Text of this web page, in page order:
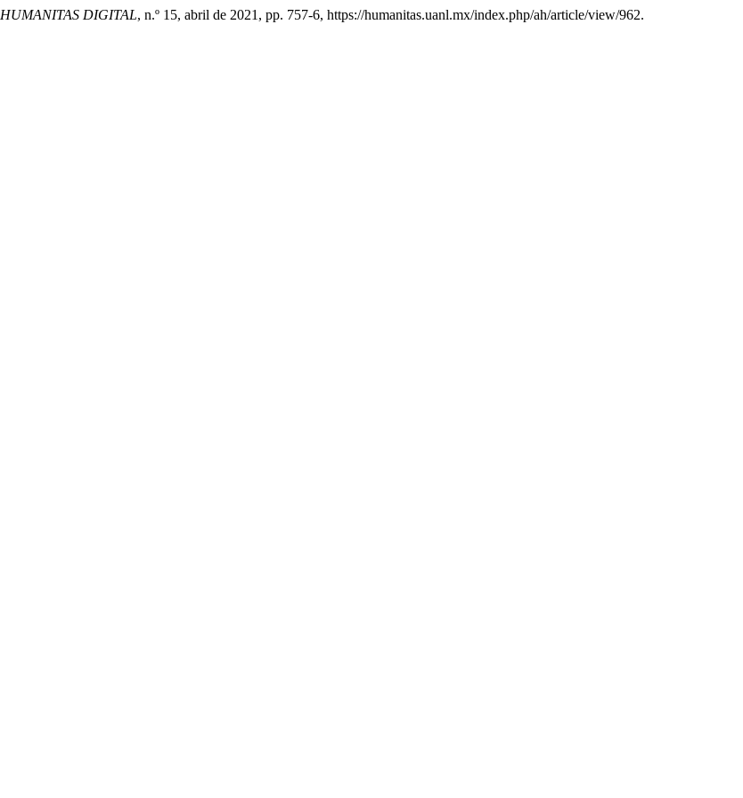
HUMANITAS DIGITAL, n.º 15, abril de 2021, pp. 757-6, https://humanitas.uanl.mx/index.php/ah/article/view/962.